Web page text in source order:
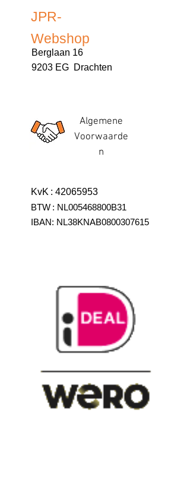
JPR-
Webshop
Berglaan 16
9203 EG Drachten
Algemene
Voorwaarde
n
KvK : 42065953
BTW : NL005468800B31
IBAN: NL38KNAB0800307615